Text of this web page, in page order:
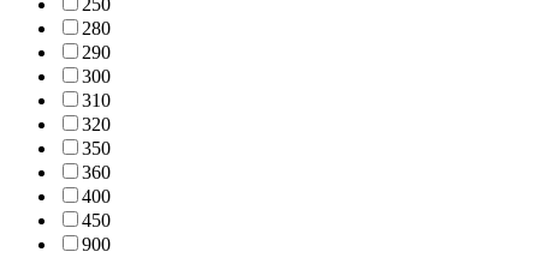
280
290
300
310
320
350
360
400
450
900